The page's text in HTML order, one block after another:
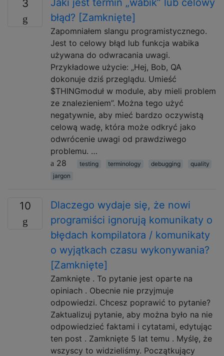
3
Jaki jest termin „wabik” lub celowy
błąd? [Zamknięte]
Zapomniałem slangu programistycznego.
Jest to celowy błąd lub funkcja wabika
używana do odwracania uwagi.
Przykładowe użycie: „Hej, Bob, QA
dokonuje dziś przeglądu. Umieść
$THINGmoduł w module, aby mieli problem
ze znalezieniem”. Można tego użyć
negatywnie, aby mieć bardzo oczywistą
celową wadę, która może odkryć jako
odwrócenie uwagi od prawdziwego
problemu. …
28
testing terminology debugging
quality
jargon
10
Dlaczego wydaje się, że nowi
programiści ignorują komunikaty o
błędach kompilatora / komunikaty
o wyjątkach czasu wykonywania?
[Zamknięte]
Zamknięte . To pytanie jest oparte na
opiniach . Obecnie nie przyjmuje
odpowiedzi. Chcesz poprawić to pytanie?
Zaktualizuj pytanie, aby można było na nie
odpowiedzieć faktami i cytatami, edytując
ten post . Zamknięte 5 lat temu . Myślę, że
wszyscy to widzieliśmy. Początkujący